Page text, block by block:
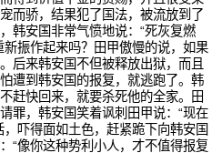
而骄，结果犯了国法，被流放到了
韩安国非常气愤地说：“死灰复燃
振作起来吗？田甲傲慢的说，如果
后来韩安国不但被释放出狱，而且
遭到韩安国的报复，就逃跑了。韩
赶快回来，就要杀死他的全家。田
罪，韩安国笑着讽刺田甲说：“现在
吓得面如土色，赶紧跪下向韩安国
“像你这种势利小人，才不值得报复